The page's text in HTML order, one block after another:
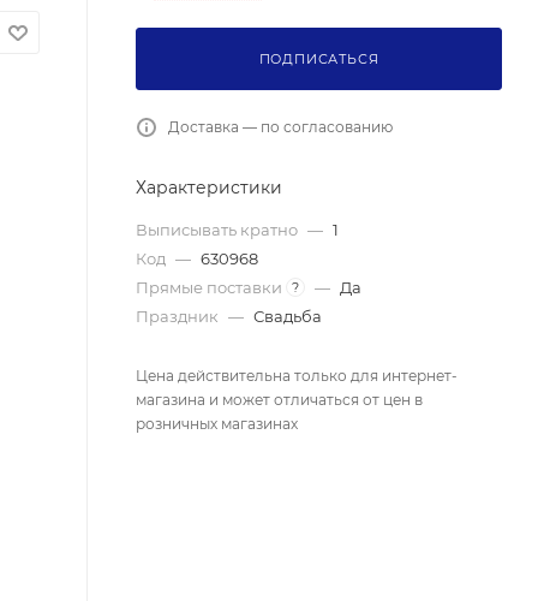
ПОДПИСАТЬСЯ
Доставка — по согласованию
Характеристики
Выписывать кратно — 1
Код — 630968
Прямые поставки
? — Да
Праздник — Свадьба
Цена действительна только для интернет-
магазина и может отличаться от цен в
розничных магазинах